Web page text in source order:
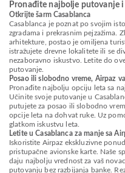
Pronađite najbolje putovanje
Otkrijte šarm Casablanca
Casablanca je poznat po svojim
zgradama i prekrasnim pejzažima.
arhitekture, postao je omiljena
istražujete drevne lokalitete ili se
nezaboravno iskustvo. Letite do
putovanje.
Posao ili slobodno vreme, Airpaz
Pronađite najbolju opciju leta sa
Učinite svoje putovanje u
putujete za posao ili slobodno
opcije leta na dohvat ruke. Uz
glatkom iskustvu leta.
Letite u Casablanca za manje sa
Iskoristite Airpaz ekskluzivne
pristupačne avionske karte. Naše
daju najbolju vrednost za vaš
putovanju bez razbijanja banke.